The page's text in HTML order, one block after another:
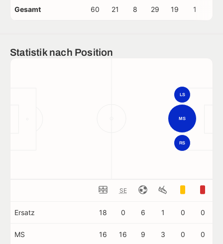
Gesamt 60 21 8 29 19 1
Statistik nach Position
MS
LS
RS
SE
Ersatz 18 0 6 1 0 0
MS 16 16 9 3 0 0